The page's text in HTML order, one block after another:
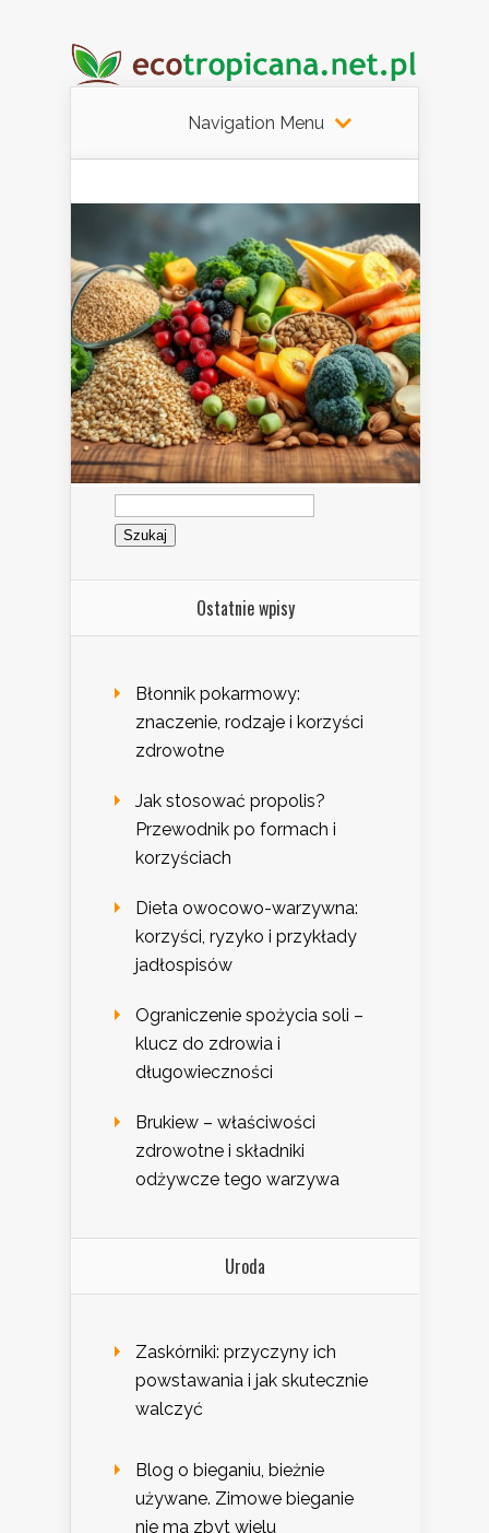
Navigation Menu
Szukaj:
Ostatnie wpisy
Błonnik pokarmowy:
znaczenie, rodzaje i korzyści
zdrowotne
Jak stosować propolis?
Przewodnik po formach i
korzyściach
Dieta owocowo-warzywna:
korzyści, ryzyko i przykłady
jadłospisów
Ograniczenie spożycia soli –
klucz do zdrowia i
długowieczności
Brukiew – właściwości
zdrowotne i składniki
odżywcze tego warzywa
Uroda
Zaskórniki: przyczyny ich
powstawania i jak skutecznie
walczyć
Blog o bieganiu, bieżnie
używane. Zimowe bieganie
nie ma zbyt wielu